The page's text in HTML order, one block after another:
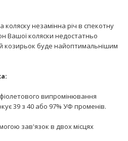
незамінна річ в спекотну
Вашої коляски недостатньо
козирьок буде найоптимальнішим
випромінювання
39 з 40 або 97% УФ променів.
зав'язок в двох місцях